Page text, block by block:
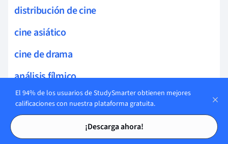
Tarjetas de estudio
Tarjetas de estudio
distribución de cine
cine asiático
cine de drama
análisis fílmico
cine de guerra
cine y música
El 94% de los usuarios de StudySmarter obtienen mejores
calificaciones con nuestra plataforma gratuita.
¡Descarga ahora!